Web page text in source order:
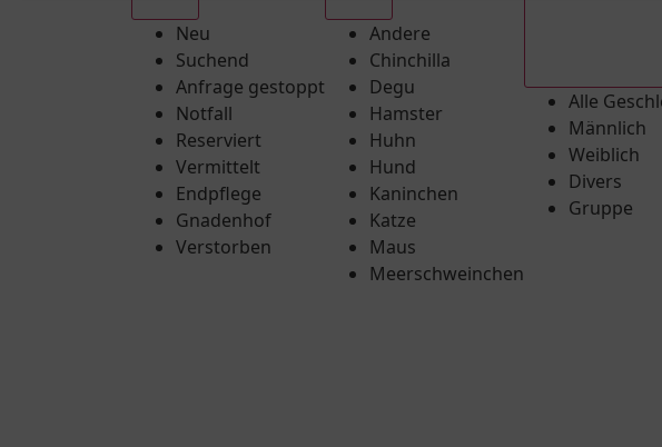
Neu
Suchend
Anfrage gestoppt
Notfall
Reserviert
Vermittelt
Endpflege
Gnadenhof
Verstorben
Andere
Chinchilla
Degu
Hamster
Huhn
Hund
Kaninchen
Katze
Maus
Meerschweinchen
Alle
Männlich
Weiblich
Divers
Gruppe